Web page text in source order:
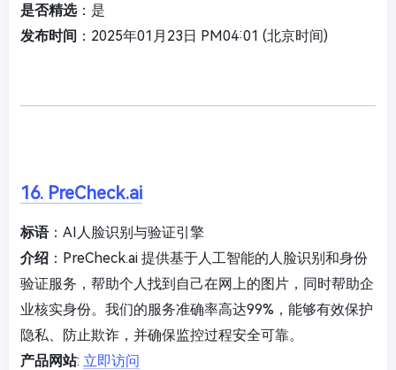
是否精选：是
发布时间 ：2025年01月23日 PM04:01 (北京时间)
16. PreCheck.ai
标语：AI人脸识别与验证引擎
介绍 ：PreCheck.ai 提供基于人工智能的人脸识别和身份
验证服务，帮助个人找到自己在网上的图片，同时帮助企
业核实身份。我们的服务准确率高达99%，能够有效保护
隐私、防止欺诈，并确保监控过程安全可靠。
产品网站: 立即访问